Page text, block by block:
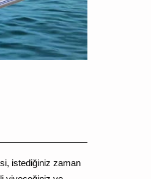
istediğiniz zaman